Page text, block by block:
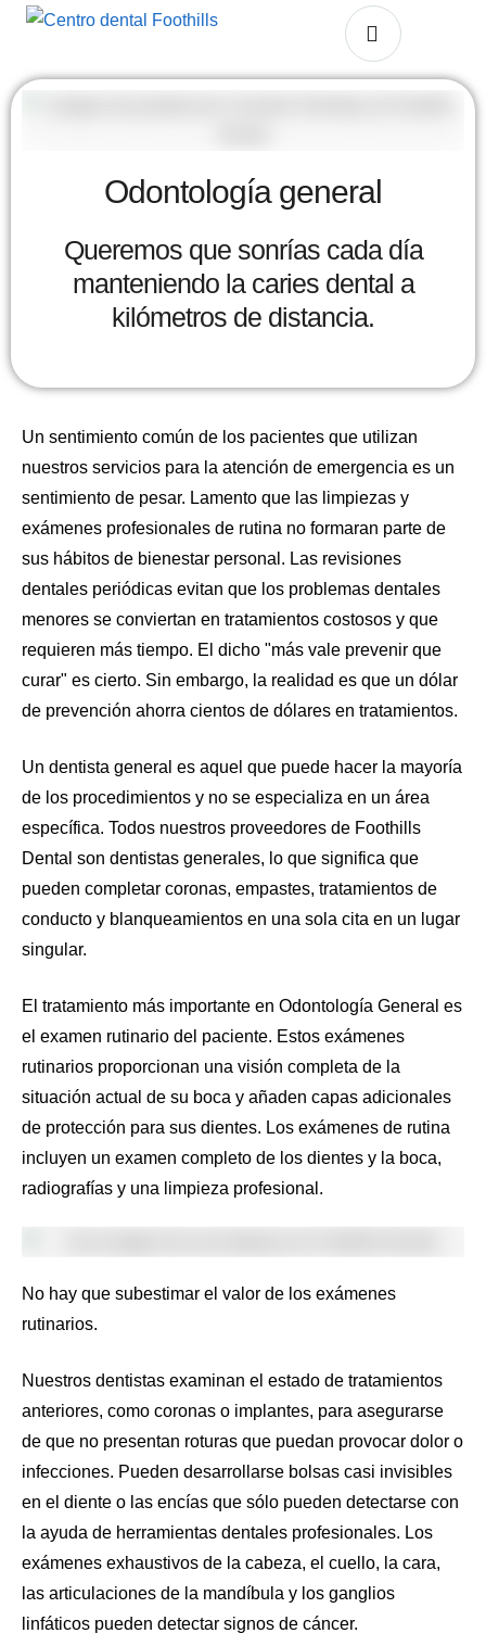
Odontología general
Queremos que sonrías cada día
manteniendo la caries dental a
kilómetros de distancia.
Un sentimiento común de los pacientes que utilizan
nuestros servicios para la atención de emergencia es un
sentimiento de pesar. Lamento que las limpiezas y
exámenes profesionales de rutina no formaran parte de
sus hábitos de bienestar personal. Las revisiones
dentales periódicas evitan que los problemas dentales
menores se conviertan en tratamientos costosos y que
requieren más tiempo. El dicho "más vale prevenir que
curar" es cierto. Sin embargo, la realidad es que un dólar
de prevención ahorra cientos de dólares en tratamientos.
Un dentista general es aquel que puede hacer la mayoría
de los procedimientos y no se especializa en un área
específica. Todos nuestros proveedores de Foothills
Dental son dentistas generales, lo que significa que
pueden completar coronas, empastes, tratamientos de
conducto y blanqueamientos en una sola cita en un lugar
singular.
El tratamiento más importante en Odontología General es
el examen rutinario del paciente. Estos exámenes
rutinarios proporcionan una visión completa de la
situación actual de su boca y añaden capas adicionales
de protección para sus dientes. Los exámenes de rutina
incluyen un examen completo de los dientes y la boca,
radiografías y una limpieza profesional.
No hay que subestimar el valor de los exámenes
rutinarios.
Nuestros dentistas examinan el estado de tratamientos
anteriores, como coronas o implantes, para asegurarse
de que no presentan roturas que puedan provocar dolor o
infecciones. Pueden desarrollarse bolsas casi invisibles
en el diente o las encías que sólo pueden detectarse con
la ayuda de herramientas dentales profesionales. Los
exámenes exhaustivos de la cabeza, el cuello, la cara,
las articulaciones de la mandíbula y los ganglios
linfáticos pueden detectar signos de cáncer.